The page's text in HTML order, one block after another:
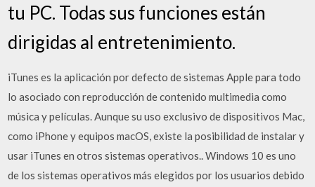
tu PC. Todas sus funciones están
dirigidas al entretenimiento.
iTunes es la aplicación por defecto de sistemas Apple para todo
lo asociado con reproducción de contenido multimedia como
música y películas. Aunque su uso exclusivo de dispositivos Mac,
como iPhone y equipos macOS, existe la posibilidad de instalar y
usar iTunes en otros sistemas operativos.. Windows 10 es uno
de los sistemas operativos más elegidos por los usuarios debido